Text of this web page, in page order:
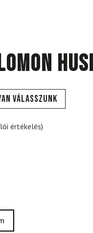
válasszunk
értékelés)